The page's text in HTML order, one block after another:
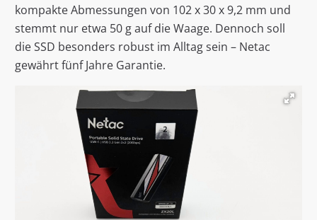
kompakte Abmessungen von 102 x 30 x 9,2 mm und
stemmt nur etwa 50 g auf die Waage. Dennoch soll
die SSD besonders robust im Alltag sein – Netac
gewährt fünf Jahre Garantie.